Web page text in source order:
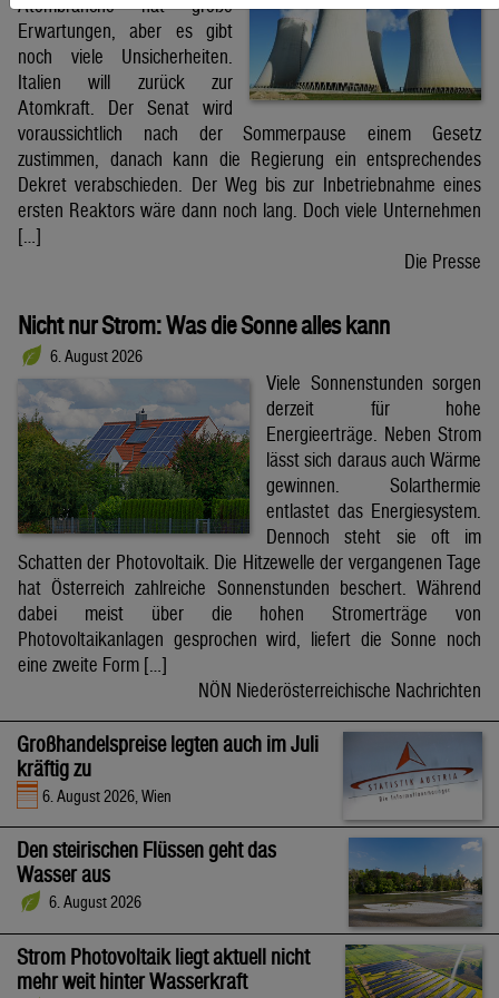
Atombranche hat große
Erwartungen, aber es gibt
noch viele Unsicherheiten.
Italien will zurück zur
Atomkraft. Der Senat wird
voraussichtlich nach der Sommerpause einem Gesetz
zustimmen, danach kann die Regierung ein entsprechendes
Dekret verabschieden. Der Weg bis zur Inbetriebnahme eines
ersten Reaktors wäre dann noch lang. Doch viele Unternehmen
[…]
Die Presse
Nicht nur Strom: Was die Sonne alles kann
6. August 2026
Viele Sonnenstunden sorgen
derzeit für hohe
Energieerträge. Neben Strom
lässt sich daraus auch Wärme
gewinnen. Solarthermie
entlastet das Energiesystem.
Dennoch steht sie oft im
Schatten der Photovoltaik. Die Hitzewelle der vergangenen Tage
hat Österreich zahlreiche Sonnenstunden beschert. Während
dabei meist über die hohen Stromerträge von
Photovoltaikanlagen gesprochen wird, liefert die Sonne noch
eine zweite Form […]
NÖN Niederösterreichische Nachrichten
Großhandelspreise legten auch im Juli
kräftig zu
6. August 2026, Wien
Den steirischen Flüssen geht das
Wasser aus
6. August 2026
Strom Photovoltaik liegt aktuell nicht
mehr weit hinter Wasserkraft